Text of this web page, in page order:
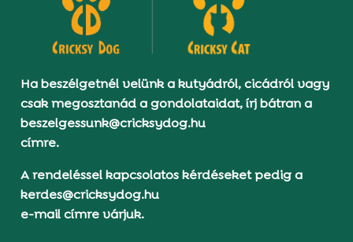
Ha beszélgetnél velünk a kutyádról, cicádról vagy
csak megosztanád a gondolataidat, írj bátran a
beszelgessunk@cricksydog.hu
címre.
A rendeléssel kapcsolatos kérdéseket pedig a
kerdes@cricksydog.hu
e-mail címre várjuk.